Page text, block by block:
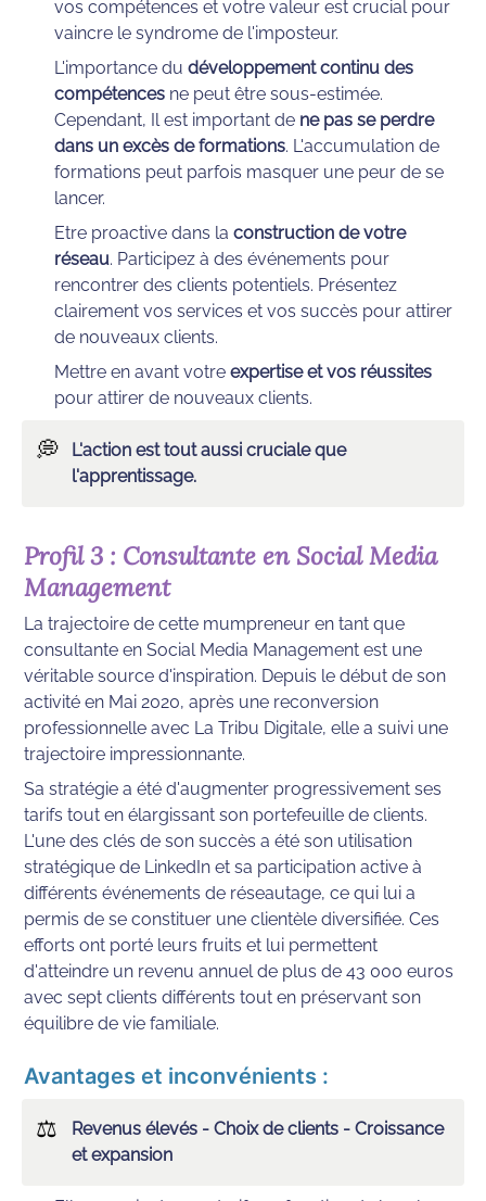
vos compétences et votre valeur est crucial pour
vaincre le syndrome de l'imposteur.
L'importance du développement continu des
compétences ne peut être sous-estimée.
Cependant, Il est important de ne pas se perdre
dans un excès de formations. L'accumulation de
formations peut parfois masquer une peur de se
lancer.
Etre proactive dans la construction de votre
réseau. Participez à des événements pour
rencontrer des clients potentiels. Présentez
clairement vos services et vos succès pour attirer
de nouveaux clients.
Mettre en avant votre expertise et vos réussites
💭
L'action est tout aussi cruciale que
l'apprentissage.
Profil 3 : Consultante en Social Media
Management
La trajectoire de cette mumpreneur en tant que
consultante en Social Media Management est une
véritable source d'inspiration. Depuis le début de son
activité en Mai 2020, après une reconversion
professionnelle avec La Tribu Digitale, elle a suivi une
Sa stratégie a été d'augmenter progressivement ses
tarifs tout en élargissant son portefeuille de clients.
L'une des clés de son succès a été son utilisation
stratégique de LinkedIn et sa participation active à
différents événements de réseautage, ce qui lui a
permis de se constituer une clientèle diversifiée. Ces
efforts ont porté leurs fruits et lui permettent
d'atteindre un revenu annuel de plus de 43 000 euros
avec sept clients différents tout en préservant son
équilibre de vie familiale.
Avantages et inconvénients :
⚖
Revenus élevés - Choix de clients - Croissance
et expansion